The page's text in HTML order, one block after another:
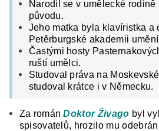
Narodil se v umělecké rodině
původu.
Jeho matka byla klavíristka a
Petěrburgské akademii
Častými hosty
ruští umělci.
Studoval práva na
studoval krátce i v Německu.
Za románDoktor Živago byl
spisovatelů, hrozilo mu